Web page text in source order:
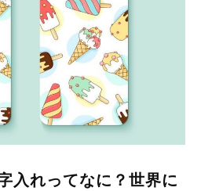
入れってなに？世界に